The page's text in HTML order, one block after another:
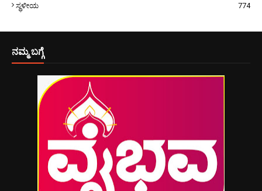
ಸ್ಥಳೀಯ 774
ನಮ್ಮ ಬಗ್ಗೆ